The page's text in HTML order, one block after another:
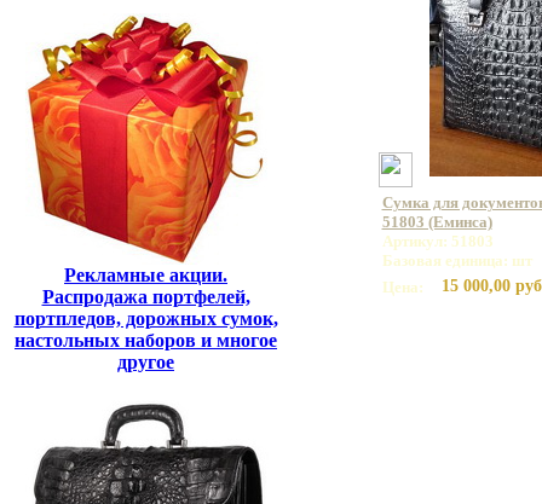
Рекламные акции.
Распродажа портфелей,
портпледов, дорожных сумок,
настольных наборов и многое
другое
Сумка для
51803 (Еминса)
Артикул: 51803
Базовая единица: шт
Цена:
15 000,00